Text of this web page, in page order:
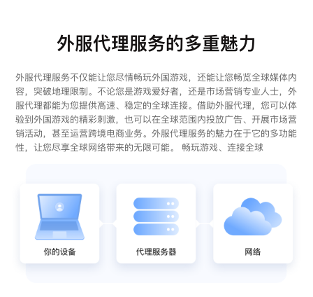
外服代理服务的多重魅力
外服代理服务不仅能让您尽情畅玩外国游戏，还能让您畅览全球媒体内
容，突破地理限制。不论您是游戏爱好者，还是市场营销专业人士，外
服代理都能为您提供高速、稳定的全球连接。借助外服代理，您可以体
验到外国游戏的精彩刺激，也可以在全球范围内投放广告、开展市场营
销活动，甚至运营跨境电商业务。外服代理服务的魅力在于它的多功能
性，让您尽享全球网络带来的无限可能。 畅玩游戏、连接全球